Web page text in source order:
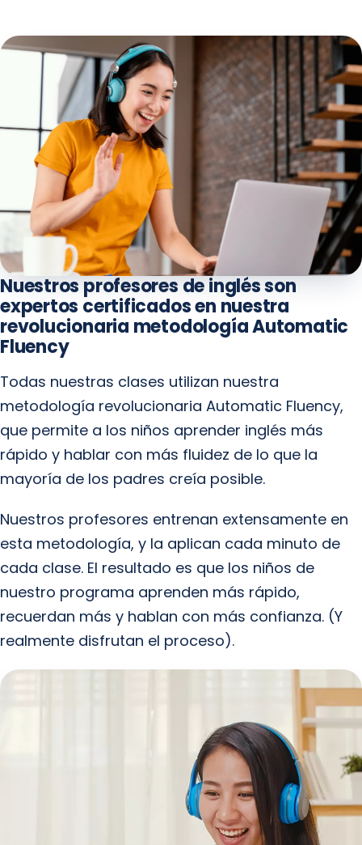
Nuestros profesores de inglés son
expertos certificados en nuestra
revolucionaria metodología Automatic
Fluency
Todas nuestras clases utilizan nuestra
metodología revolucionaria Automatic Fluency,
que permite a los niños aprender inglés más
rápido y hablar con más fluidez de lo que la
mayoría de los padres creía posible.
Nuestros profesores entrenan extensamente en
esta metodología, y la aplican cada minuto de
cada clase. El resultado es que los niños de
nuestro programa aprenden más rápido,
recuerdan más y hablan con más confianza. (Y
realmente disfrutan el proceso).